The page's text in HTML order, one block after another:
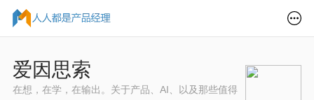
爱因思索
在想，在学，在输出。关于产品、AI、以及那些值得